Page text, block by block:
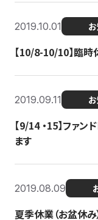
2019.10.01
【10/8-10/10】臨
2019.09.11
【9/14 ・15】ファン
ます
2019.08.09
夏季休業（お盆休